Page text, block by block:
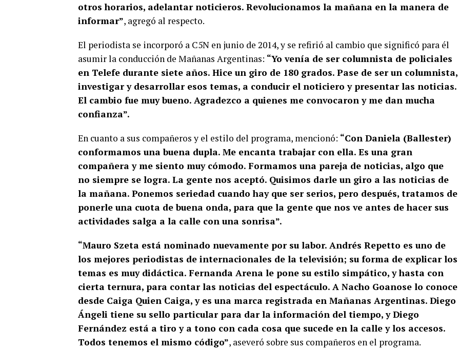
otros horarios, adelantar noticieros. Revolucionamos la mañana en la manera de
informar”, agregó al respecto.
El periodista se incorporó a C5N en junio de 2014, y se refirió al cambio que significó para él
asumir la conducción de Mañanas Argentinas: “Yo venía de ser columnista de policiales
en Telefe durante siete años. Hice un giro de 180 grados. Pase de ser un columnista,
investigar y desarrollar esos temas, a conducir el noticiero y presentar las noticias.
El cambio fue muy bueno. Agradezco a quienes me convocaron y me dan mucha
confianza”.
En cuanto a sus compañeros y el estilo del programa, mencionó: “Con Daniela (Ballester)
conformamos una buena dupla. Me encanta trabajar con ella. Es una gran
compañera y me siento muy cómodo. Formamos una pareja de noticias, algo que
no siempre se logra. La gente nos aceptó. Quisimos darle un giro a las noticias de
la mañana. Ponemos seriedad cuando hay que ser serios, pero después, tratamos de
ponerle una cuota de buena onda, para que la gente que nos ve antes de hacer sus
actividades salga a la calle con una sonrisa”.
“Mauro Szeta está nominado nuevamente por su labor. Andrés Repetto es uno de
los mejores periodistas de internacionales de la televisión; su forma de explicar los
temas es muy didáctica. Fernanda Arena le pone su estilo simpático, y hasta con
cierta ternura, para contar las noticias del espectáculo. A Nacho Goanose lo conoce
desde Caiga Quien Caiga, y es una marca registrada en Mañanas Argentinas. Diego
Ángeli tiene su sello particular para dar la información del tiempo, y Diego
Fernández está a tiro y a tono con cada cosa que sucede en la calle y los accesos.
Todos tenemos el mismo código”, aseveró sobre sus compañeros en el programa.